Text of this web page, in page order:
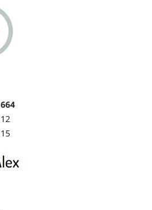
664
12
15